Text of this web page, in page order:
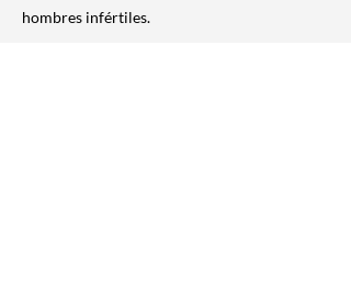
hombres infértiles.